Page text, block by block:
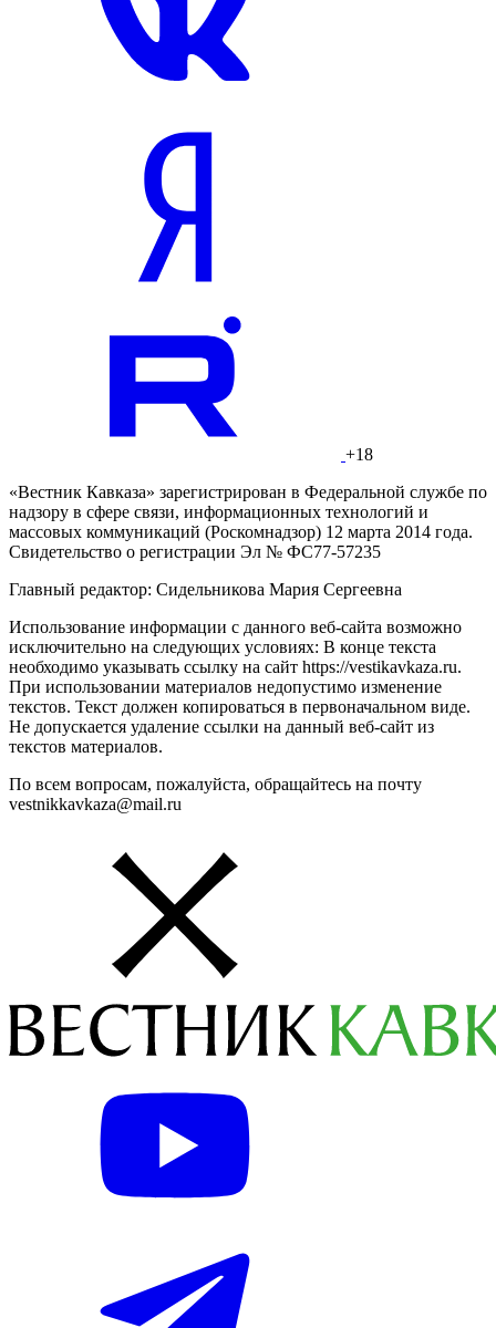
+18
«Вестник Кавказа» зарегистрирован в Федеральной службе по
надзору в сфере связи, информационных технологий и
массовых коммуникаций (Роскомнадзор) 12 марта 2014 года.
Свидетельство о регистрации Эл № ФС77-57235
Главный редактор: Сидельникова Мария Сергеевна
Использование информации с данного веб-сайта возможно
исключительно на следующих условиях: В конце текста
необходимо указывать ссылку на сайт https://vestikavkaza.ru.
При использовании материалов недопустимо изменение
текстов. Текст должен копироваться в первоначальном виде.
Не допускается удаление ссылки на данный веб-сайт из
текстов материалов.
По всем вопросам, пожалуйста, обращайтесь на почту
vestnikkavkaza@mail.ru